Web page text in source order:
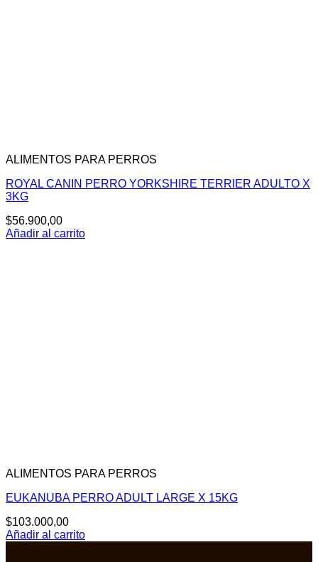
ALIMENTOS PARA PERROS
ROYAL CANIN PERRO YORKSHIRE TERRIER ADULTO X
3KG
$56.900,00
Añadir al carrito
ALIMENTOS PARA PERROS
EUKANUBA PERRO ADULT LARGE X 15KG
$103.000,00
Añadir al carrito